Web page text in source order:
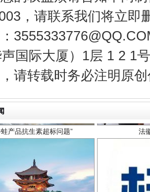
，请联系我们将立即
国际大厦）1层 1 2 1
请转载时务必注明原
蛙产品抗生素超标问题”